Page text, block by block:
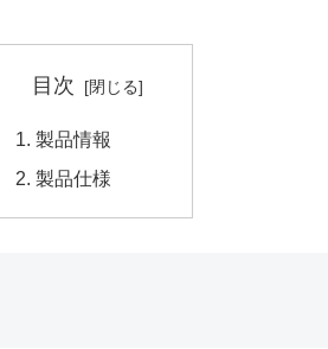
目次
製品情報
製品仕様